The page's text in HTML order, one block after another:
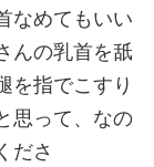
なめてもいい
んの乳首を舐
を指でこすり
思って、なの
ださ